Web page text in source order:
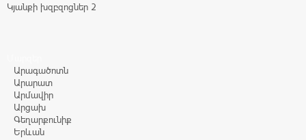
Կյանքի խզբզոցներ 2
Արագածոտն
Արարատ
Արմավիր
Արցախ
Գեղարքունիք
Երևան